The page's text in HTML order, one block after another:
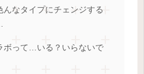
なタイプにチェンジする
ボって…いる？いらないで